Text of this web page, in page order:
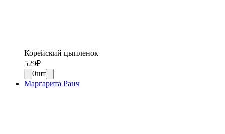
Корейский цыпленок
529₽
0шт
Маргарита Ранч